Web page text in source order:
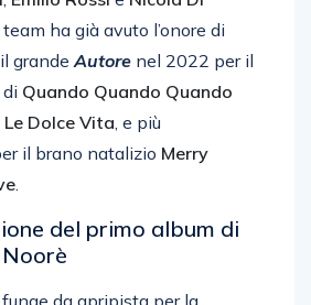
ha già avuto l’onore di
grandeAutore nel 2022 per il
Quando Quando Quando
Le Dolce Vita, e più
il brano natalizio Merry
.
del primo album di